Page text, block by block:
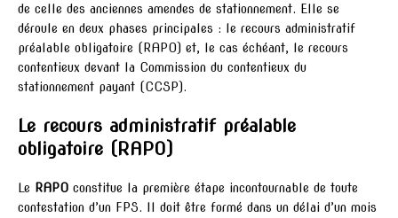
de celle des anciennes amendes de stationnement. Elle se
déroule en deux phases principales : le recours administratif
préalable obligatoire (RAPO) et, le cas échéant, le recours
contentieux devant la Commission du contentieux du
stationnement payant (CCSP).
Le recours administratif préalable
obligatoire (RAPO)
Le RAPO constitue la première étape incontournable de toute
contestation d’un FPS. Il doit être formé dans un délai d’un mois